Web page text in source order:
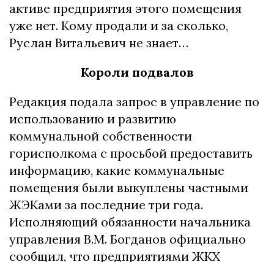
активе предприятия этого помещения
уже нет. Кому продали и за сколько,
Руслан Витальевич не знает…
Короли подвалов
Редакция подала запрос в управление по
использованию и развитию
коммунальной собственности
горисполкома с просьбой предоставить
информацию, какие коммунальные
помещения были выкуплены частными
ЖЭКами за последние три года.
Исполняющий обязанности начальника
управления В.М. Богданов официально
сообщил, что предприятиями ЖКХ